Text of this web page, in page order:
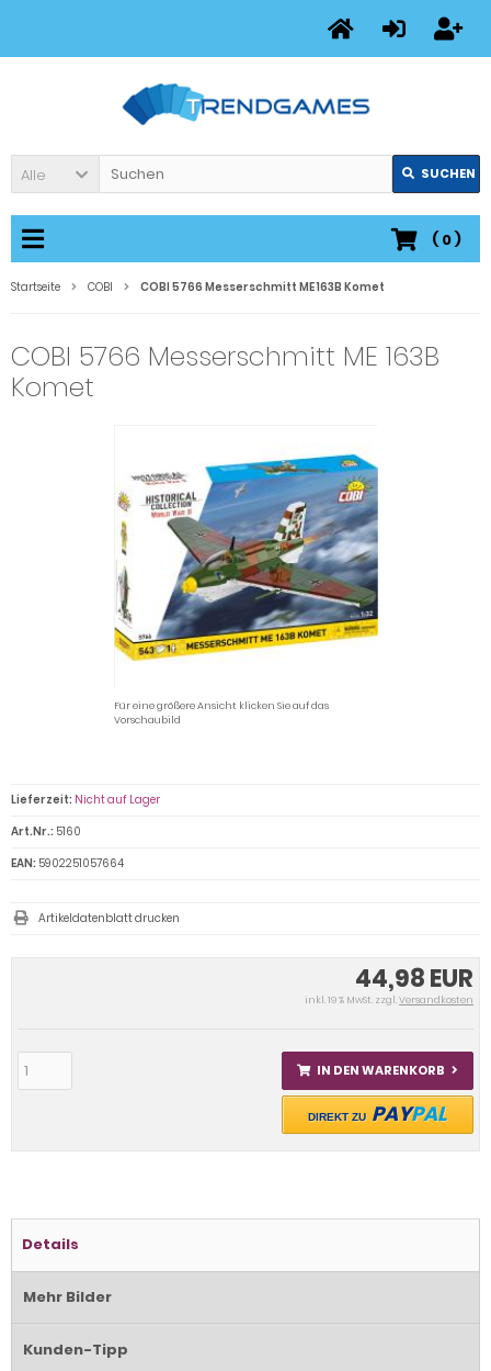
Alle SUCHEN
( 0)
Startseite COBI COBI 5766 Messerschmitt ME 163B Komet
COBI 5766 Messerschmitt ME 163B
Komet
Für eine größere Ansicht klicken Sie auf das
Vorschaubild
44,98 EUR
inkl. 19 % MwSt. zzgl.Versandkosten
IN DEN WARENKORB
DIREKT ZU PAYPAL
Lieferzeit: Nicht auf Lager
Art.Nr.: 5160
EAN: 5902251057664
Artikeldatenblatt drucken
Details
Mehr Bilder
Kunden-Tipp